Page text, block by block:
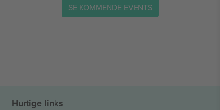
SE KOMMENDE EVENTS
Hurtige links